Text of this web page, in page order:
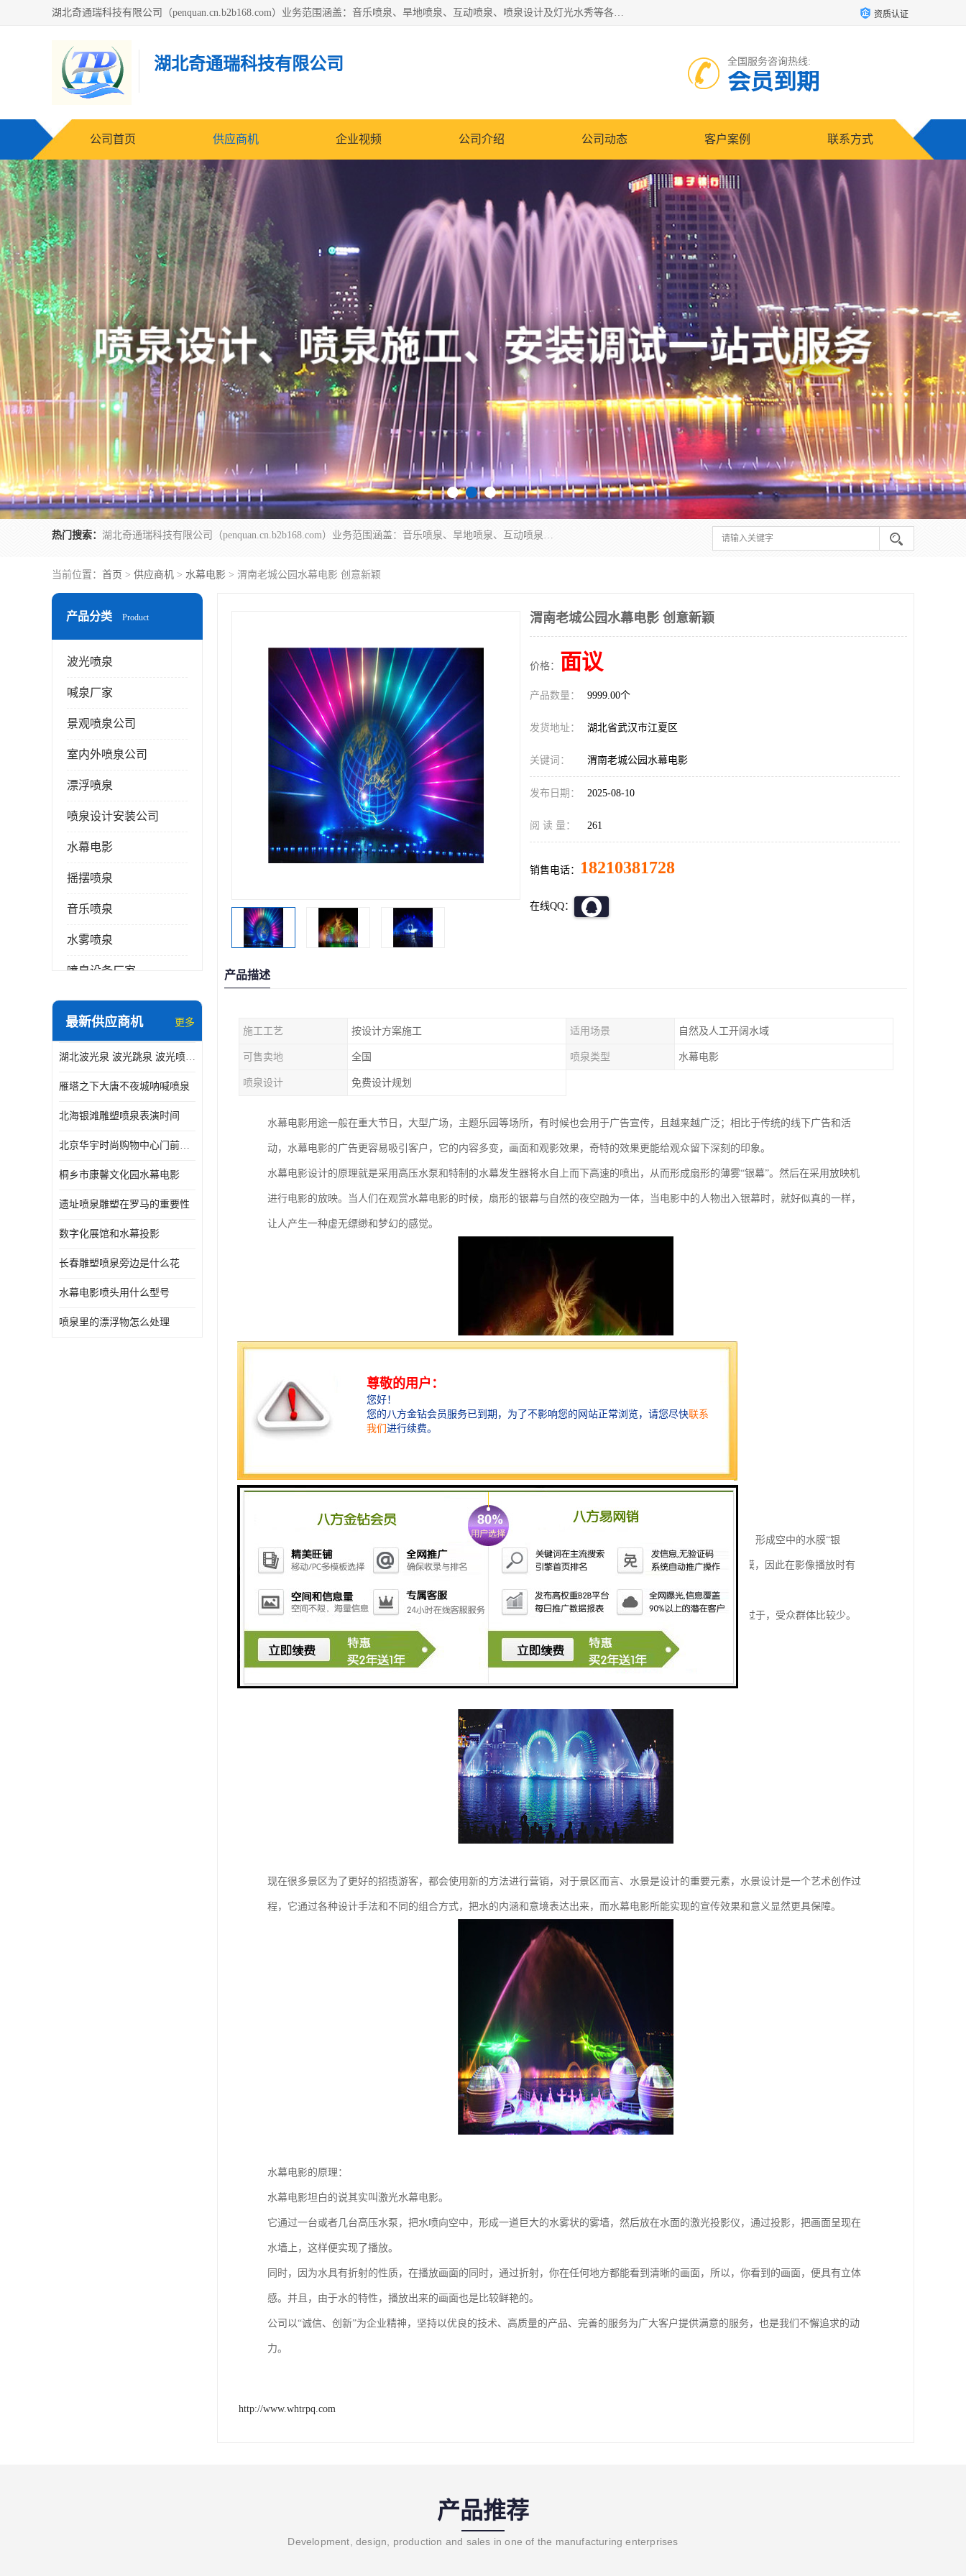
湖北奇通瑞科技有限公司（penquan.cn.b2b168.com）业务范围涵盖：音乐喷泉、旱地喷泉、互动喷泉、喷泉设计及灯光水秀等各类水景工程，广泛应用于公园、城市广场、商业综合体、旅游景区、住宅社区等领域。 资质认证
湖北奇通瑞科技有限公司 全国服务咨询热线:
会员到期
公司首页 供应商机 企业视频 公司介绍 公司动态 客户案例 联系方式
热门搜索： 湖北奇通瑞科技有限公司（penquan.cn.b2b168.com）业务范围涵盖：音乐喷泉、旱地喷泉、互动喷泉、喷泉设计及灯光水秀等各类水景工程，广泛应用于公园、城市广场、商业综合体、旅游景区、住宅社区等领域。
当前位置： 首页 > 供应商机 > 水幕电影 > 渭南老城公园水幕电影 创意新颖
产品分类 Product
波光喷泉
喊泉厂家
景观喷泉公司
室内外喷泉公司
漂浮喷泉
喷泉设计安装公司
水幕电影
摇摆喷泉
音乐喷泉
水雾喷泉
喷泉设备厂家
数字水幕
珍珠泉
最新供应商机 更多
湖北波光泉 波光跳泉 波光喷泉设备厂家
雁塔之下大唐不夜城呐喊喷泉
北海银滩雕塑喷泉表演时间
北京华宇时尚购物中心门前喷泉 精度高
桐乡市康馨文化园水幕电影
遗址喷泉雕塑在罗马的重要性
数字化展馆和水幕投影
长春雕塑喷泉旁边是什么花
水幕电影喷头用什么型号
喷泉里的漂浮物怎么处理
渭南老城公园水幕电影 创意新颖
价格： 面议
产品数量： 9999.00个
发货地址： 湖北省武汉市江夏区
关键词： 渭南老城公园水幕电影
发布日期： 2025-08-10
阅 读 量： 261
销售电话： 18210381728
在线QQ：
产品描述
施工工艺 按设计方案施工 适用场景 自然及人工开阔水域
可售卖地 全国 喷泉类型 水幕电影
喷泉设计 免费设计规划
水幕电影用途一般在重大节日，大型广场，主题乐园等场所，有时候也会用于广告宣传，且越来越广泛；相比于传统的线下广告和活
动，水幕电影的广告更容易吸引客户，它的内容多变，画面和观影效果，奇特的效果更能给观众留下深刻的印象。
水幕电影设计的原理就是采用高压水泵和特制的水幕发生器将水自上而下高速的喷出，从而形成扇形的薄雾“银幕”。然后在采用放映机
进行电影的放映。当人们在观赏水幕电影的时候，扇形的银幕与自然的夜空融为一体，当电影中的人物出入银幕时，就好似真的一样，
让人产生一种虚无缥缈和梦幻的感觉。
水幕电影的种类：
1、水帘型：相对而言，其投入资金比较小、易于维护，缺点是场面小、效果差。小型演出、小型广告会使用。
2、大型水幕：我们一般说的水幕，都是此类。采用高压水泵和特制的喷头将水自下而上高速喷出，使水雾化，形成空中的水膜“银
幕”，激光动画和电影就是在雾化后的银幕成像的。一般都是临时性演出，固定的比较少。由于屏幕是透明水膜，因此在影像播放时有
光学效果，呈现的画面具有立体感，接近全息效果。
3、水面型：一般为直接投射在湖面、水池面、或充满水的玻璃墙体一侧。优点是效果相对较好，缺点是场地过于，受众群体比较少。
现在很多景区为了更好的招揽游客，都会使用新的方法进行营销，对于景区而言、水景是设计的重要元素，水景设计是一个艺术创作过
程，它通过各种设计手法和不同的组合方式，把水的内涵和意境表达出来，而水幕电影所能实现的宣传效果和意义显然更具保障。
水幕电影的原理：
水幕电影坦白的说其实叫激光水幕电影。
它通过一台或者几台高压水泵，把水喷向空中，形成一道巨大的水雾状的雾墙，然后放在水面的激光投影仪，通过投影，把画面呈现在
水墙上，这样便实现了播放。
同时，因为水具有折射的性质，在播放画面的同时，通过折射，你在任何地方都能看到清晰的画面，所以，你看到的画面，便具有立体
感。并且，由于水的特性，播放出来的画面也是比较鲜艳的。
公司以“诚信、创新”为企业精神，坚持以优良的技术、高质量的产品、完善的服务为广大客户提供满意的服务，也是我们不懈追求的动
力。
http://www.whtrpq.com
产品推荐
Development, design, production and sales in one of the manufacturing enterprises